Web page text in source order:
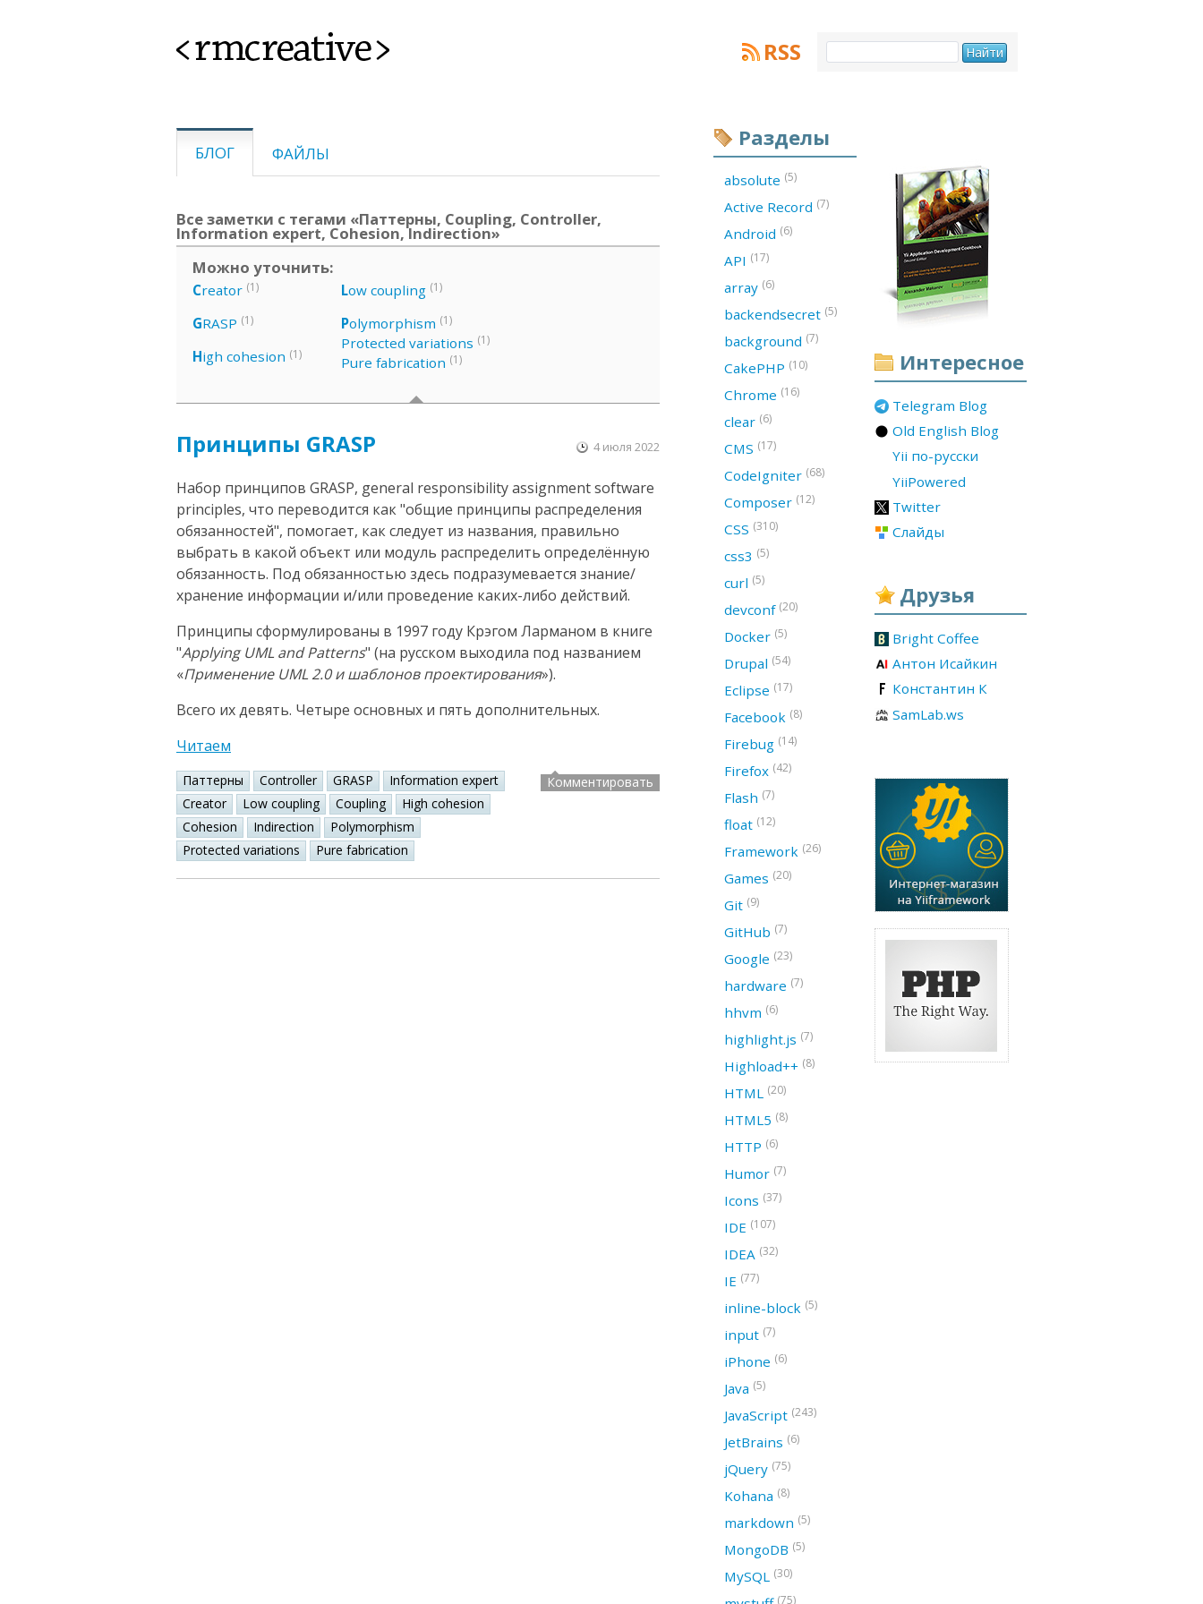
<rmcreative> RSS
БЛОГ ФАЙЛЫ
Все заметки с тегами «Паттерны, Coupling, Controller,
Information expert, Cohesion, Indirection»
Можно уточнить:
Creator (1)
GRASP (1)
High cohesion (1)
Low coupling (1)
Polymorphism (1)
Protected variations (1)
Pure fabrication (1)
Принципы GRASP 4 июля 2022
Набор принципов GRASP, general responsibility assignment software
principles, что переводится как "общие принципы распределения
обязанностей", помогает, как следует из названия, правильно
выбрать в какой объект или модуль распределить определённую
обязанность. Под обязанностью здесь подразумевается знание/
хранение информации и/или проведение каких-либо действий.
Принципы сформулированы в 1997 году Крэгом Ларманом в книге
"Applying UML and Patterns" (на русском выходила под названием
«Применение UML 2.0 и шаблонов проектирования»).
Всего их девять. Четыре основных и пять дополнительных.
Читаем
Паттерны Controller GRASP
Information expert
Creator
Low coupling Coupling
High cohesion
Cohesion
Indirection
Polymorphism
Protected variations
Pure fabrication
Комментировать
Интересное
Telegram Blog
Old English Blog
Yii по-русски
YiiPowered
Twitter
Слайды
Друзья
Bright Coffee
Антон Исайкин
Константин К
SamLab.ws
Разделы
absolute (5)
Active Record (7)
Android (6)
API (17)
array (6)
backendsecret (5)
background (7)
CakePHP (10)
Chrome (16)
clear (6)
CMS (17)
CodeIgniter (68)
Composer (12)
CSS (310)
css3 (5)
curl (5)
devconf (20)
Docker (5)
Drupal (54)
Eclipse (17)
Facebook (8)
Firebug (14)
Firefox (42)
Flash (7)
float (12)
Framework (26)
Games (20)
Git (9)
GitHub (7)
Google (23)
hardware (7)
hhvm (6)
highlight.js (7)
Highload++ (8)
HTML (20)
HTML5 (8)
HTTP (6)
Humor (7)
Icons (37)
IDE (107)
IDEA (32)
IE (77)
inline-block (5)
input (7)
iPhone (6)
Java (5)
JavaScript (243)
JetBrains (6)
jQuery (75)
Kohana (8)
markdown (5)
MongoDB (5)
MySQL (30)
(75)